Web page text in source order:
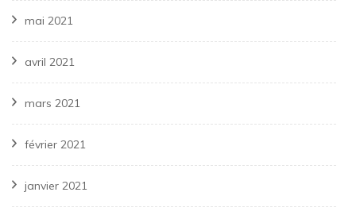
mai 2021
avril 2021
mars 2021
février 2021
janvier 2021